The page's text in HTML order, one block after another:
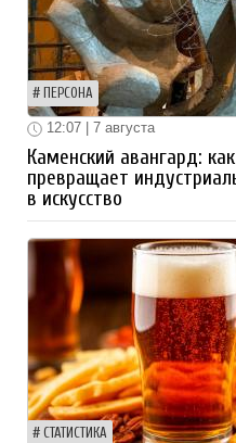
ПЕРСОНА
12:07 | 7 августа
Каменский авангард:
превращает
в искусство
СТАТИСТИКА